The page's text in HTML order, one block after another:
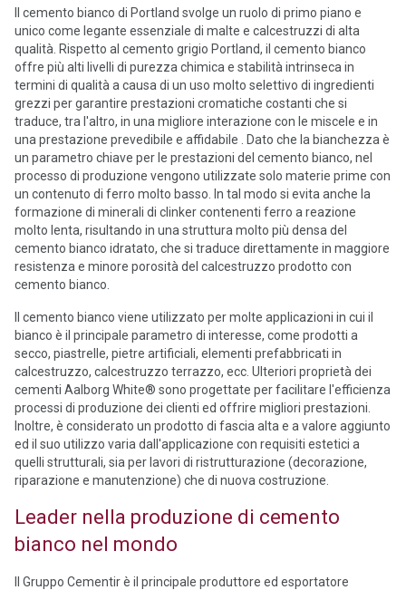
Il cemento bianco di Portland svolge un ruolo di primo piano e
unico come legante essenziale di malte e calcestruzzi di alta
qualità. Rispetto al cemento grigio Portland, il cemento bianco
offre più alti livelli di purezza chimica e stabilità intrinseca in
termini di qualità a causa di un uso molto selettivo di ingredienti
grezzi per garantire prestazioni cromatiche costanti che si
traduce, tra l'altro, in una migliore interazione con le miscele e in
una prestazione prevedibile e affidabile . Dato che la bianchezza è
un parametro chiave per le prestazioni del cemento bianco, nel
processo di produzione vengono utilizzate solo materie prime con
un contenuto di ferro molto basso. In tal modo si evita anche la
formazione di minerali di clinker contenenti ferro a reazione
molto lenta, risultando in una struttura molto più densa del
cemento bianco idratato, che si traduce direttamente in maggiore
resistenza e minore porosità del calcestruzzo prodotto con
cemento bianco.
Il cemento bianco viene utilizzato per molte applicazioni in cui il
bianco è il principale parametro di interesse, come prodotti a
secco, piastrelle, pietre artificiali, elementi prefabbricati in
calcestruzzo, calcestruzzo terrazzo, ecc. Ulteriori proprietà dei
cementi Aalborg White® sono progettate per facilitare l'efficienza
processi di produzione dei clienti ed offrire migliori prestazioni.
Inoltre, è considerato un prodotto di fascia alta e a valore aggiunto
ed il suo utilizzo varia dall'applicazione con requisiti estetici a
quelli strutturali, sia per lavori di ristrutturazione (decorazione,
riparazione e manutenzione) che di nuova costruzione.
Leader nella produzione di cemento
bianco nel mondo
Il Gruppo Cementir è il principale produttore ed esportatore